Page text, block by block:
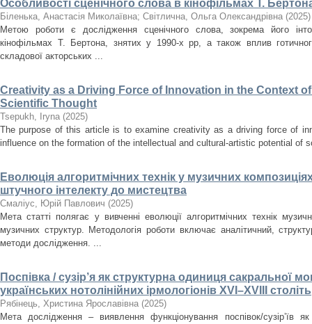
Особливості сценічного слова в кінофільмах Т.
Біленька, Анастасія Миколаївна; Світлична, Ольга Олександрівна (2025)
Метою роботи є дослідження сценічного слова, зокрема його
кінофільмах Т. Бертона, знятих у 1990-х рр, а також вплив
складової акторських ...
Creativity as a Driving Force of Innovation in the Context
Scientific Thought
Tsepukh, Iryna (2025)
The purpose of this article is to examine creativity as a driving force of
influence on the formation of the intellectual and cultural-artistic potential of
Еволюція алгоритмічних технік у музичних
штучного інтелекту до мистецтва
Смаліус, Юрій Павлович (2025)
Мета статті полягає у вивченні еволюції алгоритмічних технік
музичних структур. Методологія роботи включає аналітичний,
методи дослідження. ...
Поспівка / сузір’я як структурна одиниця сакральної
українських нотолінійних ірмологіонів XVI–XVIII століть
Рябінець, Христина Ярославівна (2025)
Мета дослідження – виявлення функціонування поспівок/сузір’їв